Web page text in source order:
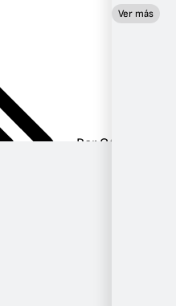
Por Género
Ver más